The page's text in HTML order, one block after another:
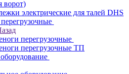
ворот)
электрические для талей DHS
перегрузочные
перегрузочные ТП